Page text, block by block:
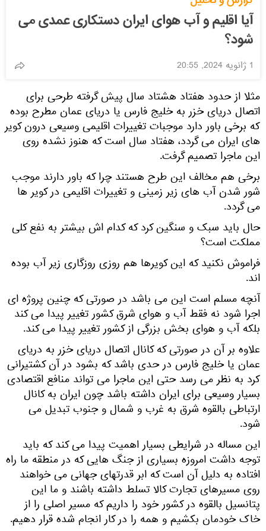
آیا اقلیم و آب هوای ایران دستکاری عمدی می
شود؟
1 ژانویه 2024, 20:55
مثلا از حدود هفتاد هشتاد سال پیش گرفته طرحی برای
اتصال دریای خزر به خلیج فارس یا دریای عمان مطرح بوده
که برخی باور دارد موجبات تغییرات اقلیمی وسیعی درون کویر
های ایران می گردد، هفتاد سال است که هنوز نشده روی
این ماجرا تصمیم گرفت.
برخی هم مخالف این طرح هستند چرا که باور دارند موجب
شور شدن آب های زیر زمینی و تغییرات اقلیمی در کویر ها
می گردد.
حال باید سبک و سنگین کرد که کدام اش بیشتر به نفع کلی
مملکت است؟
فراموش نکنید که این کویرها هم روزی روزگاری زیر آب بوده
اند.
آنچه مسلم است این می باشد در صورتی که چنین پروژه ای
اجرا شود نه فقط آب و هوای شرق کشور تغییر پیدا می کند
بلکه آب و هوای بخش بزرگی از کشور تغییر پیدا می کند.
علاوه بر آن در صورتی که کانال اتصال دریای خزر به دریای
عمان یا خلیج فارس در حدی باشد که بشود در آن کشتیرانی
کرد به نظر می رسد حتی این ماجرا می تواند منافع اقتصادی
بسیار وسیعی برای ایران داشته باشد چون ایران به کانال
ارتباطی بالقوه شرق به غرب و شمال و جنوب تبدیل می
شود.
این مساله در شرایطی بسیار اهمیت پیدا می کند که باید
توجه داشت امروزه بسیاری از جنگ هایی که در منطقه ما راه
افتاده به دلیل آن است که ابر قدرتهای جهانی می خواهند
روی مسیرهای تجارت کالا تسلط داشته باشند و ما این
پتانسیل بالقوه در کشور خود را داریم که مسیر اصلی را از
خاک خودمان بکشیم و همه را در کار انجام شده قرار دهیم.